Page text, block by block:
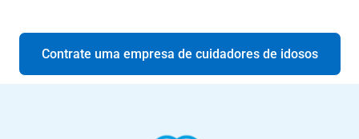
Contrate uma empresa de cuidadores de idosos